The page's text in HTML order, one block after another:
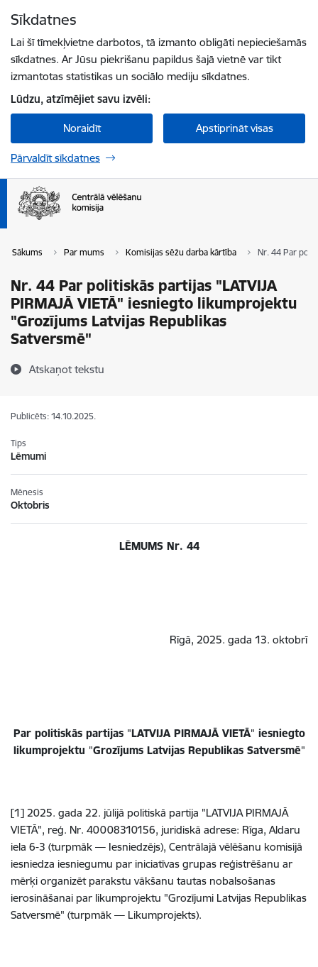
Sīkdatnes
Lai šī tīmekļvietne darbotos, tā izmanto obligāti nepieciešamās
sīkdatnes. Ar Jūsu piekrišanu papildus šajā vietnē var tikt
izmantotas statistikas un sociālo mediju sīkdatnes.
Lūdzu, atzīmējiet savu izvēli:
Noraidīt Apstiprināt visas
Pārvaldīt sīkdatnes
Sākums Par mums Komisijas sēžu darba kārtība Nr. 44 Par
Nr. 44 Par politiskās partijas "LATVIJA
PIRMAJĀ VIETĀ" iesniegto likumprojektu
"Grozījums Latvijas Republikas
Satversmē"
Atskaņot tekstu
Publicēts: 14.10.2025.
Tips
Lēmumi
Mēnesis
Oktobris
LĒMUMS Nr. 44
Rīgā, 2025. gada 13. oktobrī
Par politiskās partijas "LATVIJA PIRMAJĀ VIETĀ" iesniegto
likumprojektu "Grozījums Latvijas Republikas Satversmē"
[1] 2025. gada 22. jūlijā politiskā partija "LATVIJA PIRMAJĀ
VIETĀ", reģ. Nr. 40008310156, juridiskā adrese: Rīga, Aldaru
iela 6-3 (turpmāk — Iesniedzējs), Centrālajā vēlēšanu komisijā
iesniedza iesniegumu par iniciatīvas grupas reģistrēšanu ar
mērķi organizēt parakstu vākšanu tautas nobalsošanas
ierosināšanai par likumprojektu "Grozījumi Latvijas Republikas
Satversmē" (turpmāk — Likumprojekts).